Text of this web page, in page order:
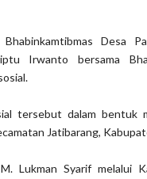
Bhabinkamtibmas Desa
Irwanto bersama
tersebut dalam bentuk
Jatibarang,
Lukman Syarif melalui